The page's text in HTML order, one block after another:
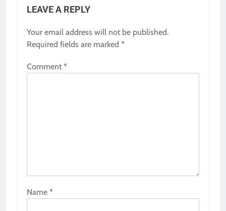
LEAVE A REPLY
Your email address will not be published.
Required fields are marked *
Comment *
Name *